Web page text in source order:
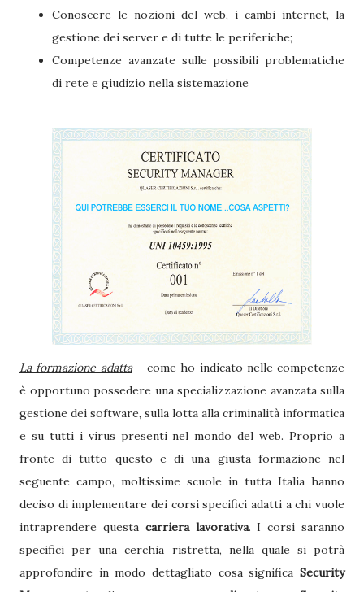
Conoscere le nozioni del web, i cambi internet, la
gestione dei server e di tutte le periferiche;
Competenze avanzate sulle possibili problematiche
di rete e giudizio nella sistemazione
La formazione adatta– come ho indicato nelle competenze
è opportuno possedere una specializzazione avanzata sulla
gestione dei software, sulla lotta alla criminalità informatica
e su tutti i virus presenti nel mondo del web. Proprio a
fronte di tutto questo e di una giusta formazione nel
seguente campo, moltissime scuole in tutta Italia hanno
deciso di implementare dei corsi specifici adatti a chi vuole
intraprendere questa carriera lavorativa. I corsi saranno
specifici per una cerchia ristretta, nella quale si potrà
approfondire in modo dettagliato cosa significa Security